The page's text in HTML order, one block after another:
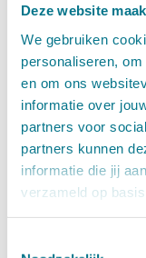
Deze website
We gebruiken
personaliseren,
en om ons
informatie over
partners voor
partners kunnen
informatie die jij
verzameld op
betrekking tot
Niets van deze
publicaties van
worden
andere
toestemming
Wijzigingen